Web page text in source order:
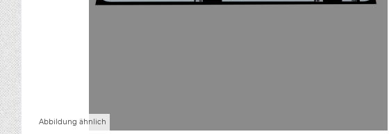
Abbildung ähnlich